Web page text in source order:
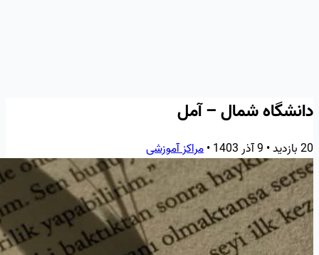
دانشگاه شمال – آمل
20 بازدید • 9 آذر 1403 •مراکز آموزشی